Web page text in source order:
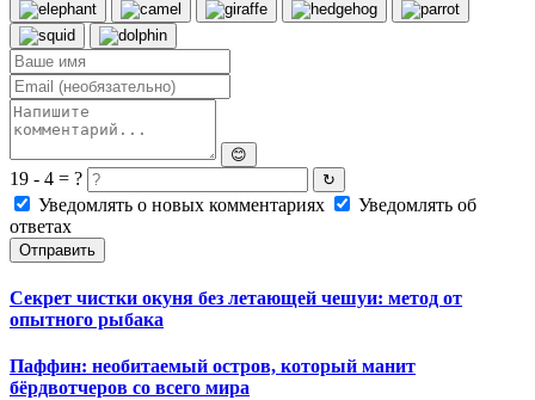
😊
19 - 4 = ? ↻
Уведомлять о новых комментариях
Уведомлять об
ответах
Отправить
Секрет чистки окуня без летающей чешуи: метод от
опытного рыбака
Паффин: необитаемый остров, который манит
бёрдвотчеров со всего мира